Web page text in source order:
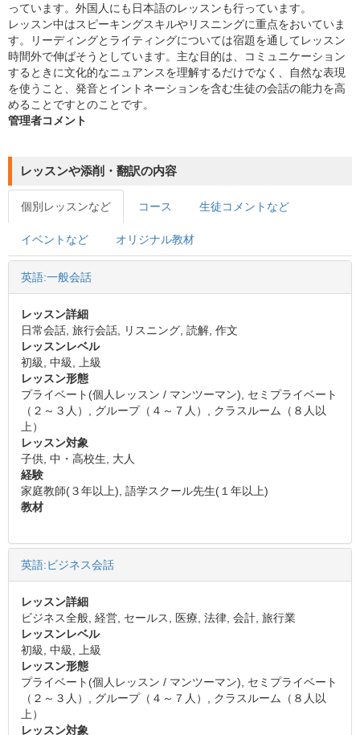
っています。外国人にも日本語のレッスンも行っています。
レッスン中はスピーキングスキルやリスニングに重点をおいていま
す。リーディングとライティングについては宿題を通してレッスン
時間外で伸ばそうとしています。主な目的は、コミュニケーション
するときに文化的なニュアンスを理解するだけでなく、自然な表現
を使うこと、発音とイントネーションを含む生徒の会話の能力を高
めることですとのことです。
管理者コメント
レッスンや添削・翻訳の内容
個別レッスンなど コース 生徒コメントなど
イベントなど オリジナル教材
英語:一般会話
レッスン詳細
日常会話, 旅行会話, リスニング, 読解, 作文
レッスンレベル
初級, 中級, 上級
レッスン形態
プライベート(個人レッスン / マンツーマン), セミプライベート
（２～３人）, グループ（４～７人）, クラスルーム（８人以
上）
レッスン対象
子供, 中・高校生, 大人
経験
家庭教師(３年以上), 語学スクール先生(１年以上)
教材
英語:ビジネス会話
レッスン詳細
ビジネス全般, 経営, セールス, 医療, 法律, 会計, 旅行業
レッスンレベル
初級, 中級, 上級
レッスン形態
プライベート(個人レッスン / マンツーマン), セミプライベート
（２～３人）, グループ（４～７人）, クラスルーム（８人以
上）
レッスン対象